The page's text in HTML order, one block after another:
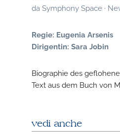
da Symphony Space ·
Regie: Eugenia Arsenis
Dirigentin: Sara Jobin
Biographie des
Text aus dem Buch von
vedi anche